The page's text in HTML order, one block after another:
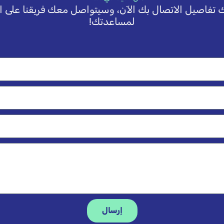
إرسال
تفاصيل الاتصال بك الآن، وسيتواصل معك فريقنا على
لمساعدتك!